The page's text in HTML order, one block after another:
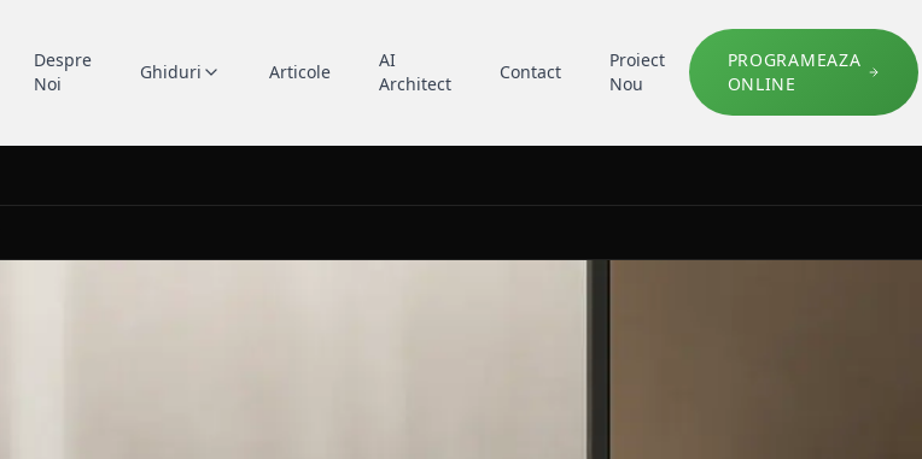
Despre
Noi
Ghiduri Articole
AI
Architect
Contact
Proiect
Nou
PROGRAMEAZA
ONLINE